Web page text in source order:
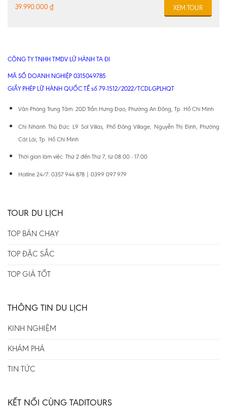
39.990.000₫ XEM TOUR
CÔNG TY TNHH TMDV LỮ HÀNH TA ĐI
MÃ SỐ DOANH NGHIỆP 0315049785
GIẤY PHÉP LỮ HÀNH QUỐC TẾ số 79-1512/2022/TCDL-GPLHQT
Văn Phòng Trung Tâm: 20D Trần Hưng Đạo, Phường An Đông, Tp. Hồ Chí Minh
Chi Nhánh Thủ Đức: L9 Sol Villas, Phố Đông Village, Nguyễn Thị Định, Phường
Cát Lái, Tp. Hồ Chí Minh
Thời gian làm việc: Thứ 2 đến Thứ 7, từ 08:00 - 17:00
Hotline 24/7: 0357 944 878 | 0399 097 979
TOUR DU LỊCH
TOP BÁN CHẠY
TOP ĐẶC SẮC
TOP GIÁ TỐT
THÔNG TIN DU LỊCH
KINH NGHIỆM
KHÁM PHÁ
TIN TỨC
KẾT NỐI CÙNG TADITOURS